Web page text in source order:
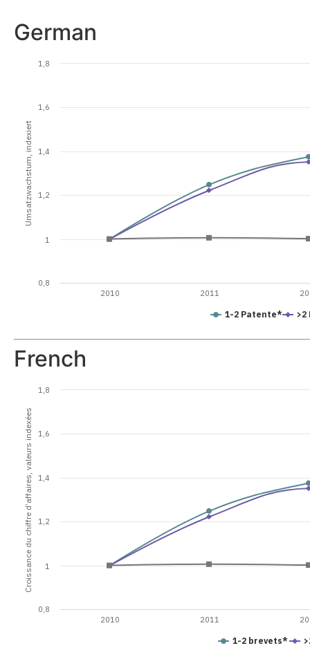
German
Umsatzwachstum, indexiert
1-2 Patente*
2010 2011
0,8
1
1,2
1,4
1,6
1,8
French
Croissance du chiffre d’affaires, valeurs indexées
1-2 brevets*
2010 2011
0,8
1
1,2
1,4
1,6
1,8